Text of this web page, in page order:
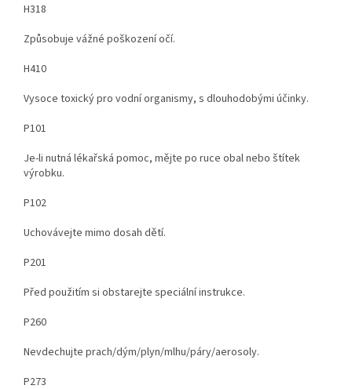
H318
Způsobuje vážné poškození očí.
H410
Vysoce toxický pro vodní organismy, s dlouhodobými účinky.
P101
Je-li nutná lékařská pomoc, mějte po ruce obal nebo štítek
výrobku.
P102
Uchovávejte mimo dosah dětí.
P201
Před použitím si obstarejte speciální instrukce.
P260
Nevdechujte prach/dým/plyn/mlhu/páry/aerosoly.
P273